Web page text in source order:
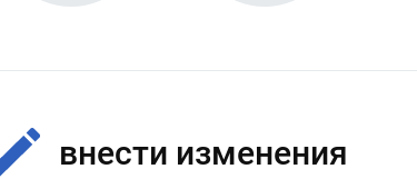
внести изменения